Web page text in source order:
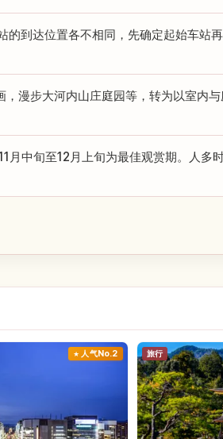
的到达位置各不相同，先确定起始车站
漫步大河内山庄庭园等，转为以室内
中旬至12月上旬为最佳观赏期。人多
人气No.2 旅行